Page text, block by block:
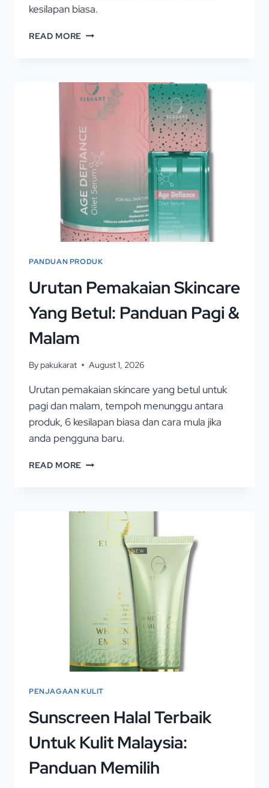
kesilapan biasa.
READ MORE
PANDUAN PRODUK
Urutan Pemakaian Skincare
Yang Betul: Panduan Pagi &
Malam
Bypakukarat August 1, 2026
Urutan pemakaian skincare yang betul untuk
pagi dan malam, tempoh menunggu antara
produk, 6 kesilapan biasa dan cara mula jika
anda pengguna baru.
READ MORE
PENJAGAAN KULIT
Sunscreen Halal Terbaik
Untuk Kulit Malaysia:
Panduan Memilih